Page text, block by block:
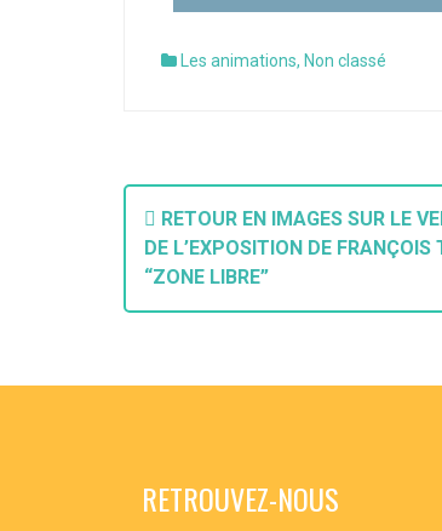
Les animations, Non classé
RETOUR EN IMAGES SUR LE
DE L’EXPOSITION DE FRANÇOIS
“ZONE LIBRE”
RETROUVEZ-NOUS